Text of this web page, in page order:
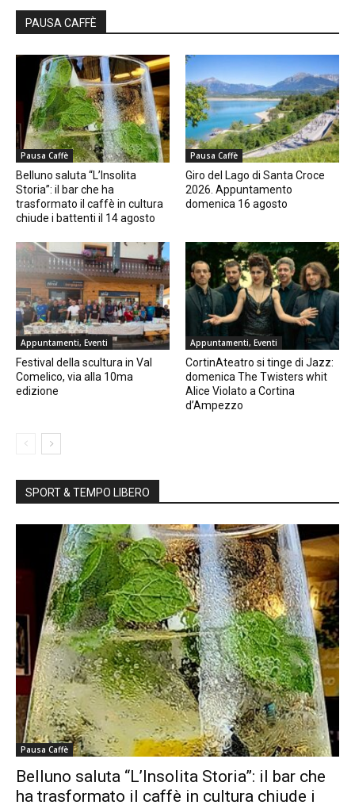
PAUSA CAFFÈ
Pausa Caffè
Belluno saluta “L’Insolita
Storia”: il bar che ha
trasformato il caffè in cultura
chiude i battenti il 14 agosto
Pausa Caffè
Giro del Lago di Santa Croce
2026. Appuntamento
domenica 16 agosto
Appuntamenti, Eventi
Festival della scultura in Val
Comelico, via alla 10ma
edizione
Appuntamenti, Eventi
CortinAteatro si tinge di Jazz:
domenica The Twisters whit
Alice Violato a Cortina
d’Ampezzo
SPORT & TEMPO LIBERO
Pausa Caffè
Belluno saluta “L’Insolita Storia”: il bar che
ha trasformato il caffè in cultura chiude i